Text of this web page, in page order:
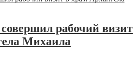
рабочий визит
Михаила